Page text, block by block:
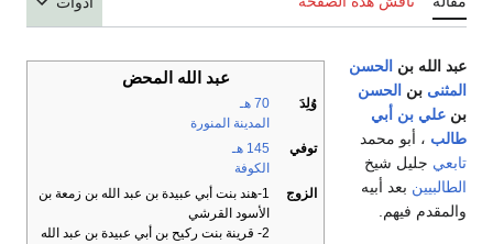
عبد الله المحض
وُلِدَ
70 هـ
المدينة المنورة
توفي
145 هـ
الكوفة
الزوج
1-هند بنت أبي عبيدة بن عبد الله بن زمعة بن
الأسود القرشي
2- قرينة بنت ركيح بن أبي عبيدة بن عبد الله
عبد الله بن الحسن
المثنى بن الحسن
بن علي بن أبي
طالب ، أبو محمد
تابعي جليل شيخ
الطالبيين بعد أبيه
والمقدم فيهم.